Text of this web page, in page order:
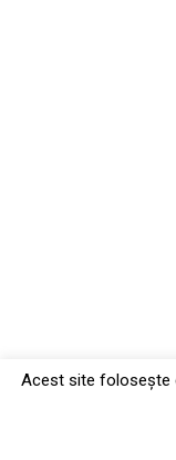
Acest site foloseşte